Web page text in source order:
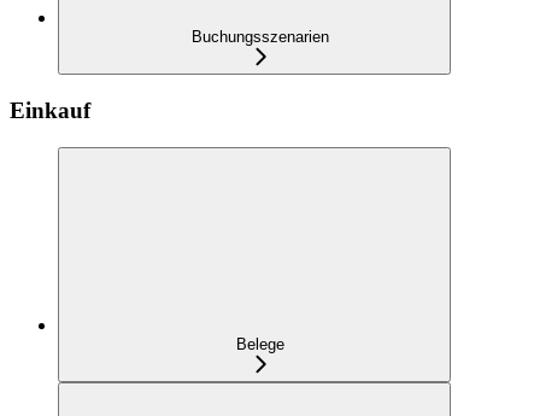
Buchungsszenarien
Einkauf
Belege